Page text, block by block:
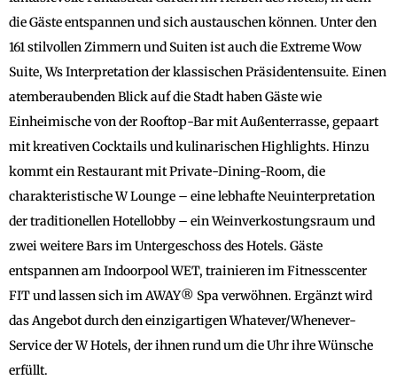
die Gäste entspannen und sich austauschen können. Unter den
161 stilvollen Zimmern und Suiten ist auch die Extreme Wow
Suite, Ws Interpretation der klassischen Präsidentensuite. Einen
atemberaubenden Blick auf die Stadt haben Gäste wie
Einheimische von der Rooftop-Bar mit Außenterrasse, gepaart
mit kreativen Cocktails und kulinarischen Highlights. Hinzu
kommt ein Restaurant mit Private-Dining-Room, die
charakteristische W Lounge – eine lebhafte Neuinterpretation
der traditionellen Hotellobby – ein Weinverkostungsraum und
zwei weitere Bars im Untergeschoss des Hotels. Gäste
entspannen am Indoorpool WET, trainieren im Fitnesscenter
FIT und lassen sich im AWAY® Spa verwöhnen. Ergänzt wird
das Angebot durch den einzigartigen Whatever/Whenever-
Service der W Hotels, der ihnen rund um die Uhr ihre Wünsche
erfüllt.